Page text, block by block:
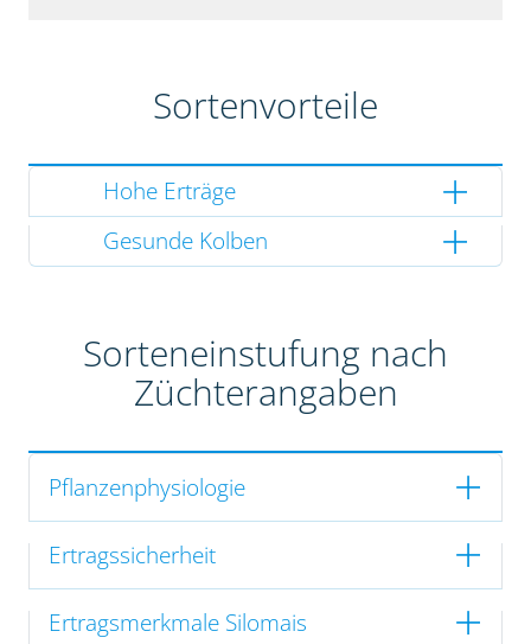
Sortenvorteile
Hohe Erträge
Gesunde Kolben
Sorteneinstufung nach
Züchterangaben
Pflanzenphysiologie
Ertragssicherheit
Ertragsmerkmale Silomais